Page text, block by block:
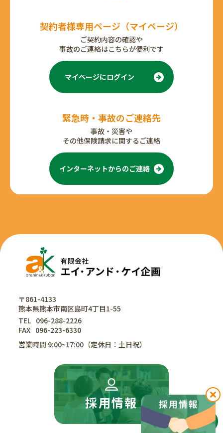
契約者様専用ページ （マイページ）
ご契約内容の確認や
事故のご連絡はこちらが便利です
マイページにログイン
緊急時・事故のご連絡先
事故・災害や
その他保険請求に関するご連絡
インターネットからのご連絡
〒861-4133
熊本県熊本市南区島町4丁目1-55
TEL 096-288-2226
FAX 096-223-6330
営業時間 9:00~17:00（定休日：土日祝）
採用情報